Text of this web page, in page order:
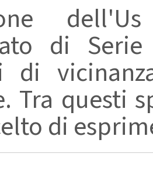
di
di
Tra questi
di